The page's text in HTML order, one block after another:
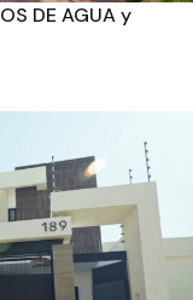
DE AGUA y